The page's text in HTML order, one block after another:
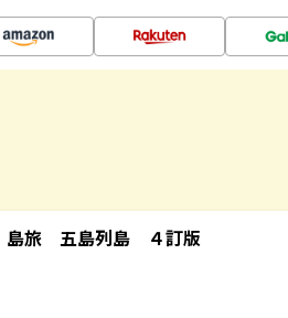
旅 五島列島 ４訂版